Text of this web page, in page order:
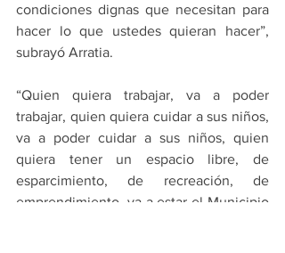
condiciones dignas que necesitan para
hacer lo que ustedes quieran hacer”,
subrayó Arratia.
“Quien quiera trabajar, va a poder
trabajar, quien quiera cuidar a sus niños,
va a poder cuidar a sus niños, quien
quiera tener un espacio libre, de
esparcimiento, de recreación, de
emprendimiento, va a estar el Municipio